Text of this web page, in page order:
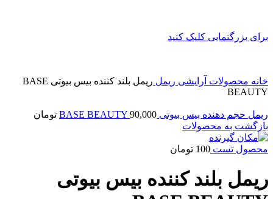
برای بزرگنمایی کلیک کنید
خانه محصولات آرایشی ریمل
ریمل بلند کننده بیس بیوتی BASE
BEAUTY
ریمل حجم دهنده بیس بیوتی BASE BEAUTY 90,000
تومان
بازگشت به محصولات
محصول تست 100 تومان
ریمل بلند کننده بیس بیوتی